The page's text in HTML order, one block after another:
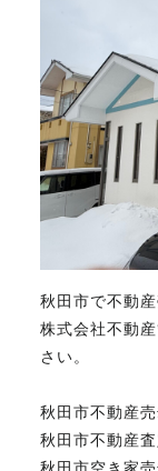
秋田市で不動
株式会社不動
さい。
秋田市不動産売
秋田市不動産査
秋田市空き家売